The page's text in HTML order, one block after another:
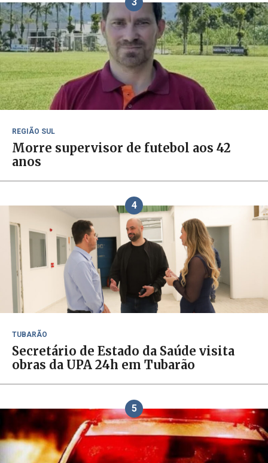
REGIÃO SUL
Morre supervisor de futebol aos 42
anos
4
TUBARÃO
Secretário de Estado da Saúde visita
obras da UPA 24h em Tubarão
5